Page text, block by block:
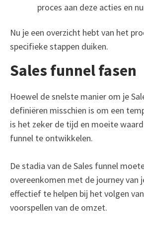
proces aan deze acties en
Nu je een overzicht hebt van het
specifieke stappen duiken.
Sales funnel fasen
Hoewel de snelste manier om je
definiëren misschien is om een
is het zeker de tijd en moeite
funnel te ontwikkelen.
De stadia van de Sales funnel
overeenkomen met de journey van
effectief te helpen bij het volgen
voorspellen van de omzet.